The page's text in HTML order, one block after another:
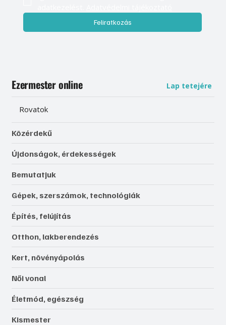
Feliratkozás
Ezermester online Lap tetejére
Rovatok
Közérdekű
Újdonságok, érdekességek
Bemutatjuk
Gépek, szerszámok, technológiák
Építés, felújítás
Otthon, lakberendezés
Kert, növényápolás
Női vonal
Életmód, egészség
Kismester